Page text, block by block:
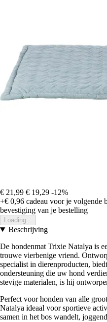
€ 21,99 € 19,29 -12%
+€ 0,96 cadeau voor je volgende
bevestiging van je bestelling
Loading...
Beschrijving
De hondenmat Trixie Natalya is
trouwe vierbenige vriend.
specialist in dierenproducten,
ondersteuning die uw hond
stevige materialen, is hij
Perfect voor honden van alle
Natalya ideaal voor sportieve
samen in het bos wandelt,